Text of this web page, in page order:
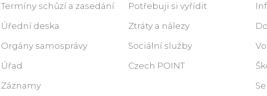
Termíny schůzí a zasedání
Úřední deska
Orgány samosprávy
Úřad
Záznamy
Potřebuji si vyřídit
Ztráty a nálezy
Sociální služby
Czech POINT